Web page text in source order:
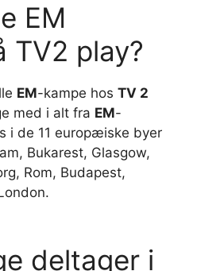
EM
TV2 play?
EM-kampe hos TV 2
med i alt fra EM-
i de 11 europæiske byer
Bukarest, Glasgow,
Rom, Budapest,
deltager i